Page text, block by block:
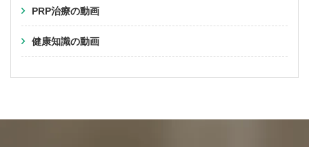
PRP治療の動画
健康知識の動画